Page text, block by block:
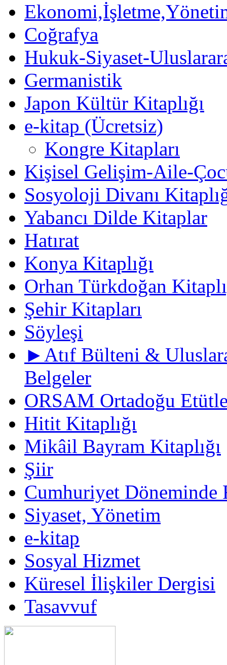
Coğrafya
Hukuk-Siyaset-
Germanistik
Japon Kültür Kitaplığı
e-kitap (Ücretsiz)
Kongre Kitapları
Kişisel Gelişim-Aile-
Sosyoloji Divanı
Yabancı Dilde Kitaplar
Hatırat
Konya Kitaplığı
Orhan Türkdoğan
Şehir Kitapları
Söyleşi
►Atıf Bülteni &
Belgeler
ORSAM Ortadoğu
Hitit Kitaplığı
Mikâil Bayram Kitaplığı
Şiir
Cumhuriyet Döneminde
Siyaset, Yönetim
e-kitap
Sosyal Hizmet
Küresel İlişkiler Dergisi
Tasavvuf